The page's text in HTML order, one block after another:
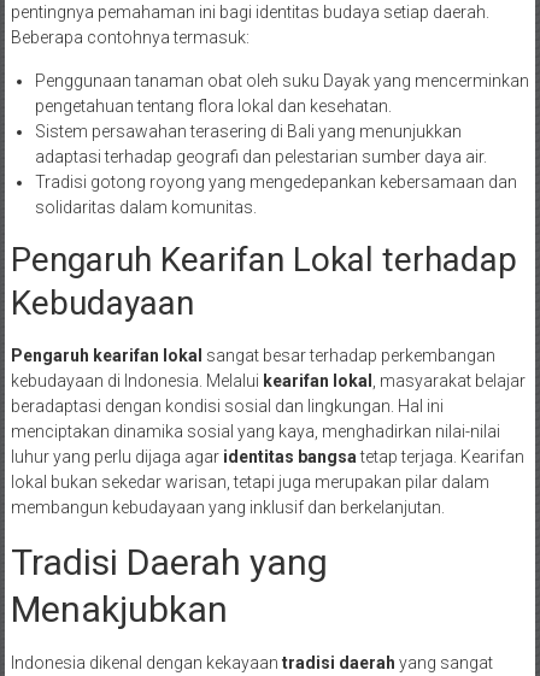
pentingnya pemahaman ini bagi identitas budaya setiap daerah.
Beberapa contohnya termasuk:
Penggunaan tanaman obat oleh suku Dayak yang mencerminkan
pengetahuan tentang flora lokal dan kesehatan.
Sistem persawahan terasering di Bali yang menunjukkan
adaptasi terhadap geografi dan pelestarian sumber daya air.
Tradisi gotong royong yang mengedepankan kebersamaan dan
solidaritas dalam komunitas.
Pengaruh Kearifan Lokal terhadap
Kebudayaan
Pengaruh kearifan lokal sangat besar terhadap perkembangan
kebudayaan di Indonesia. Melalui kearifan lokal
, masyarakat belajar
beradaptasi dengan kondisi sosial dan lingkungan. Hal ini
menciptakan dinamika sosial yang kaya, menghadirkan nilai-nilai
luhur yang perlu dijaga agar identitas bangsatetap terjaga. Kearifan
lokal bukan sekedar warisan, tetapi juga merupakan pilar dalam
membangun kebudayaan yang inklusif dan berkelanjutan.
Tradisi Daerah yang
Menakjubkan
Indonesia dikenal dengan kekayaan tradisi daerah yang sangat